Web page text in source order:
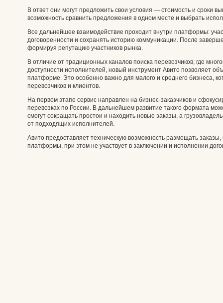
В ответ они могут предложить свои условия — стоимость и сроки
возможность сравнить предложения в одном месте и выбрать
Все дальнейшее взаимодействие проходит внутри платформы:
договоренности и сохранять историю коммуникации. После
формируя репутацию участников рынка.
В отличие от традиционных каналов поиска перевозчиков, где
доступности исполнителей, новый инструмент Авито позволяет
платформе. Это особенно важно для малого и среднего бизнеса,
перевозчиков и клиентов.
На первом этапе сервис направлен на бизнес-заказчиков и
перевозках по России. В дальнейшем развитие такого формата
смогут сокращать простои и находить новые заказы, а
от подходящих исполнителей.
Авито предоставляет техническую возможность размещать заказы,
платформы, при этом не участвует в заключении и исполнении